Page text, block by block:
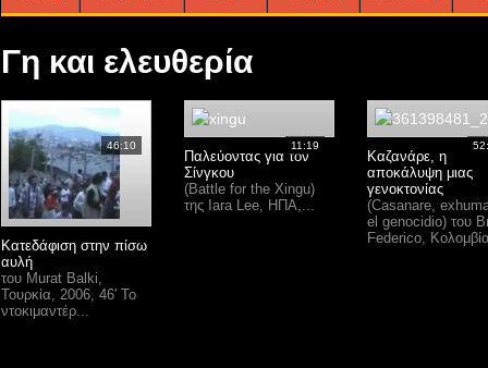
Γη και ελευθερία
46:10
Κατεδάφιση στην πίσω
αυλή
του Murat Balki,
Τουρκία, 2006, 46′ Το
ντοκιμαντέρ...
11:19
Παλεύοντας για τον
Σίνγκου
(Battle for the Xingu)
της Iara Lee, ΗΠΑ,...
Καζανάρε, η
αποκάλυψη μιας
γενοκτονίας
(Casanare,
el genocidio) του
Federico,